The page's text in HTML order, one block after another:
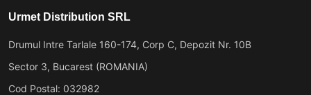
Urmet Distribution SRL
Drumul Intre Tarlale 160-174, Corp C, Depozit Nr. 10B
Sector 3, Bucarest (ROMANIA)
Cod Postal: 032982